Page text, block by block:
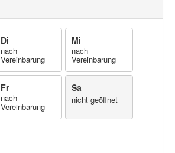
Di
nach
Vereinbarung
Mi
nach
Vereinbarung
Fr
nach
Vereinbarung
Sa
nicht geöffnet